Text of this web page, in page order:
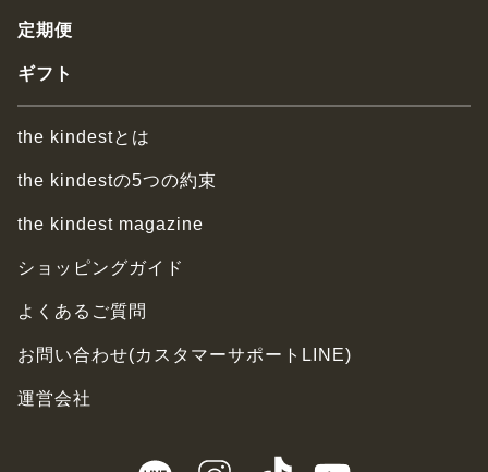
定期便
ギフト
the kindestとは
the kindestの5つの約束
the kindest magazine
ショッピングガイド
よくあるご質問
お問い合わせ(カスタマーサポートLINE)
運営会社